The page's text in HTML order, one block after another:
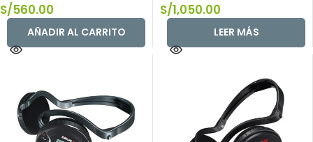
S/560.00
AÑADIR AL CARRITO
S/1,050.00
LEER MÁS